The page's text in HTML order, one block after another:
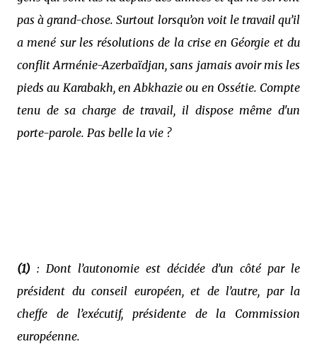
pas à grand-chose. Surtout lorsqu’on voit le travail qu’il
a mené sur les résolutions de la crise en Géorgie et du
conflit Arménie-Azerbaïdjan, sans jamais avoir mis les
pieds au Karabakh, en Abkhazie ou en Ossétie. Compte
tenu de sa charge de travail, il dispose même d'un
porte-parole. Pas belle la vie ?
(1) : Dont l’autonomie est décidée d’un côté par le
président du conseil européen, et de l’autre, par la
cheffe de l’exécutif, présidente de la Commission
européenne.